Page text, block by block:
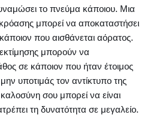
το πνεύμα κάποιου. Μια
μπορεί να αποκαταστήσει
που αισθάνεται αόρατος.
εκτίμησης μπορούν να
σε κάποιον που ήταν έτοιμος
υποτιμάς τον αντίκτυπο της
σου μπορεί να είναι
τη δυνατότητα σε μεγαλείο.